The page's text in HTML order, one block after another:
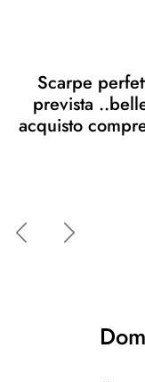
Scarpe
prevista
acquisto
IndietroAvanti